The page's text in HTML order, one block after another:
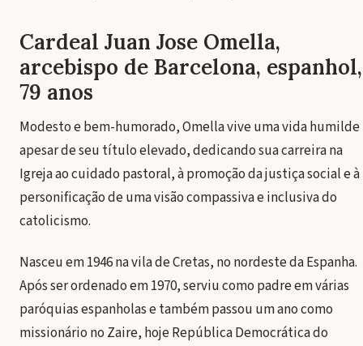
Cardeal Juan Jose Omella,
arcebispo de Barcelona, ​​espanhol,
79 anos
Modesto e bem-humorado, Omella vive uma vida humilde
apesar de seu título elevado, dedicando sua carreira na
Igreja ao cuidado pastoral, à promoção da justiça social e à
personificação de uma visão compassiva e inclusiva do
catolicismo.
Nasceu em 1946 na vila de Cretas, no nordeste da Espanha.
Após ser ordenado em 1970, serviu como padre em várias
paróquias espanholas e também passou um ano como
missionário no Zaire, hoje República Democrática do